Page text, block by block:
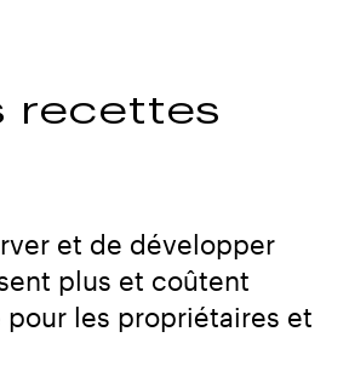
recettes
et de développer
plus et coûtent
les propriétaires et